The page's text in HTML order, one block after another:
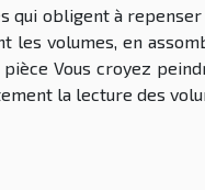
obligent à repenser
les volumes, en
Vous croyez
la lecture des